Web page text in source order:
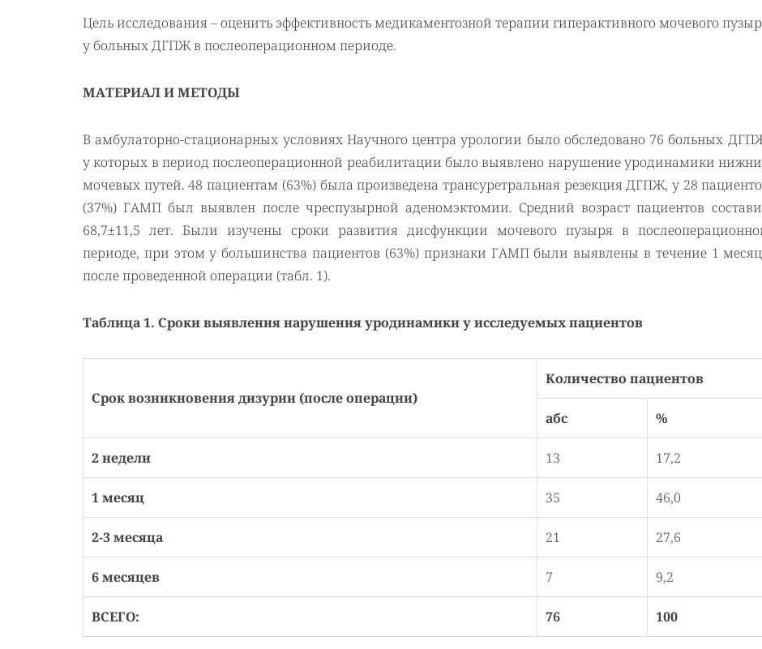
Цель исследования – оценить эффективность медикаментозной терапии гиперактивного мочевого
у больных ДГПЖ в послеоперационном периоде.
МАТЕРИАЛ И МЕТОДЫ
В амбулаторно-стационарных условиях Научного центра урологии было обследовано 76 больных
у которых в период послеоперационной реабилитации было выявлено нарушение уродинамики
мочевых путей. 48 пациентам (63%) была произведена трансуретральная резекция ДГПЖ, у 28
(37%) ГАМП был выявлен после чреспузырной аденомэктомии. Средний возраст пациентов
68,7±11,5 лет. Были изучены сроки развития дисфункции мочевого пузыря в
периоде, при этом у большинства пациентов (63%) признаки ГАМП были выявлены в течение 1
после проведенной операции (табл. 1).
Таблица 1. Сроки выявления нарушения уродинамики у исследуемых пациентов
Срок возникновения дизурии (после операции)
Количество пациентов
абс %
2 недели 13 17,2
1 месяц 35 46,0
2-3 месяца 21 27,6
6 месяцев 7 9,2
ВСЕГО: 76 100